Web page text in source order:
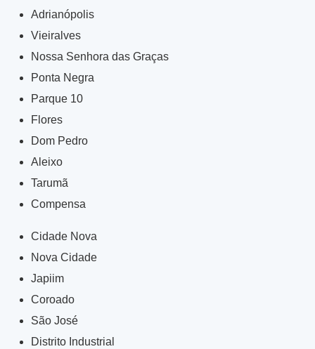
Adrianópolis
Vieiralves
Nossa Senhora das Graças
Ponta Negra
Parque 10
Flores
Dom Pedro
Aleixo
Tarumã
Compensa
Cidade Nova
Nova Cidade
Japiim
Coroado
São José
Distrito Industrial